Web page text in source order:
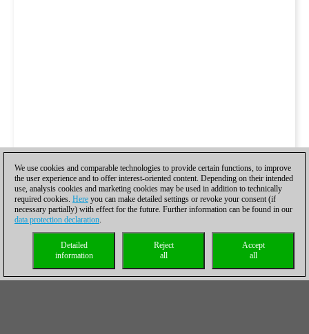
We use cookies and comparable technologies to provide certain functions, to improve
the user experience and to offer interest-oriented content. Depending on their intended
use, analysis cookies and marketing cookies may be used in addition to technically
required cookies. Here you can make detailed settings or revoke your consent (if
necessary partially) with effect for the future. Further information can be found in our
data protection declaration.
Accept
all
Reject
all
Detailed
information